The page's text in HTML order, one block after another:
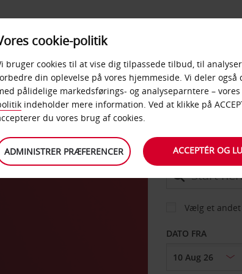
PRODUKTER &
KONTORER
BIL
AFHENT FRA
Vælg et
DATO FRA
cookie-politik
bruger cookies til at vise dig tilpassede tilbud, til
din oplevelse på vores hjemmeside. Vi deler også
pålidelige markedsførings- og analyseparntere – vores
indeholder mere information. Ved at klikke på
du vores brug af cookies.
ADMINISTRER PRÆFERENCER ACCEPTÉR OG